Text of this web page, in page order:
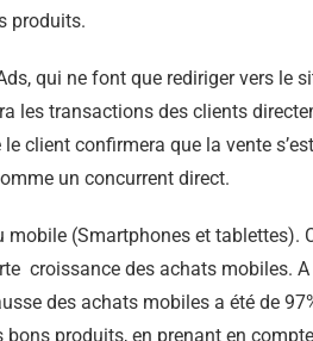
produits.
qui ne font que rediriger vers le
les transactions des clients
client confirmera que la vente
un concurrent direct.
(Smartphones et tablettes).
croissance des achats mobiles.
des achats mobiles a été de
produits, en prenant en